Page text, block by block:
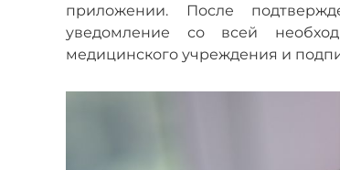
приложении. После
уведомление со всей
медицинского учреждения и